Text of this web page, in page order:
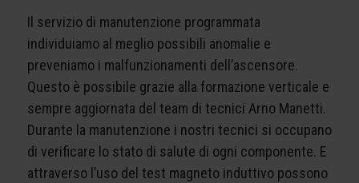
Il servizio di manutenzione programmata
individuiamo al meglio possibili anomalie e
preveniamo i malfunzionamenti dell’ascensore.
Questo è possibile grazie alla formazione verticale e
sempre aggiornata del team di tecnici Arno Manetti.
Durante la manutenzione i nostri tecnici si occupano
di verificare lo stato di salute di ogni componente. E
attraverso l’uso del test magneto induttivo possono